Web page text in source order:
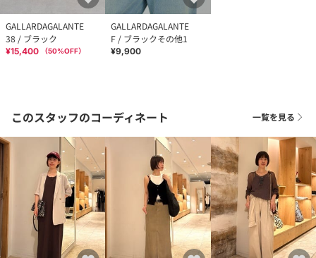
GALLARDAGALANTE
38 / ブラック
¥15,400 （50%OFF）
GALLARDAGALANTE
F / ブラックその他1
¥9,900
このスタッフのコーディネート 一覧を見る